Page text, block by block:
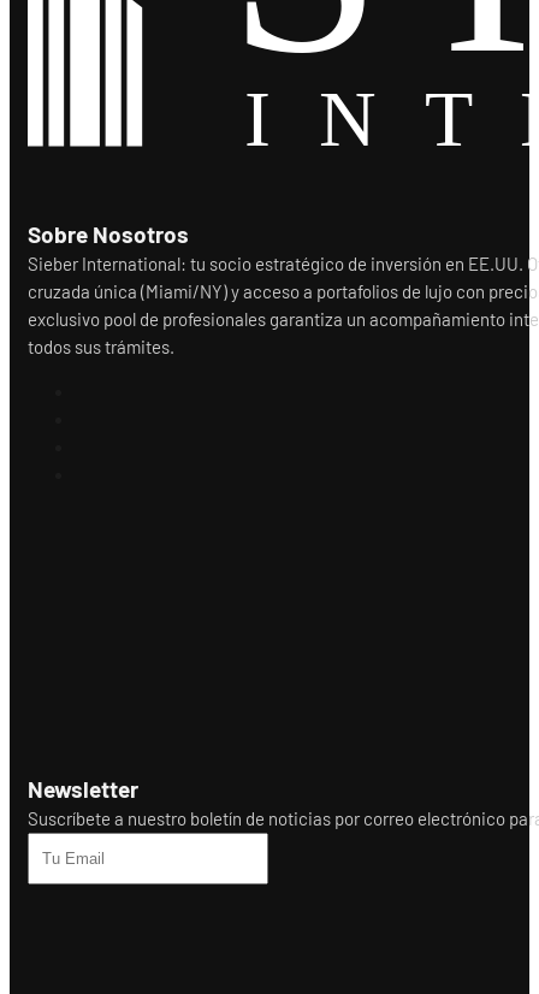
Sobre Nosotros
Sieber International: tu socio estratégico de inversión en EE.UU.
cruzada única (Miami/NY) y acceso a portafolios de lujo con
exclusivo pool de profesionales garantiza un acompañamiento
todos sus trámites.
Newsletter
Suscríbete a nuestro boletín de noticias por correo electrónico